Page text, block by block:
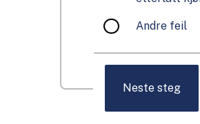
Andre feil
Neste steg